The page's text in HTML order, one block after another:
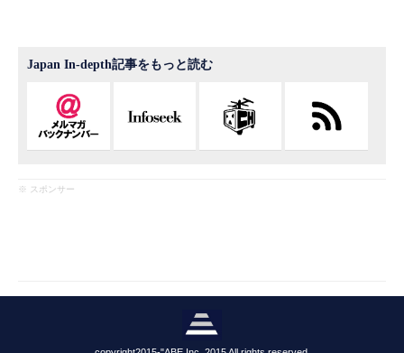
Japan In-depth記事をもっと読む
※ スポンサー